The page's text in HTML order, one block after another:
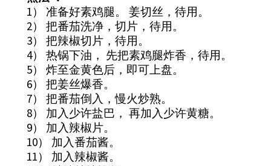
1） 准备好素鸡腿。 姜切丝，待用。
2） 把番茄洗净，切片，待用。
3） 把辣椒切片，待用。
4） 热锅下油， 先把素鸡腿炸香，待用。
5） 炸至金黄色后，即可上盘。
6） 把姜丝爆香。
7） 把番茄倒入，慢火炒熟。
8） 加入少许盐巴， 再加入少许黄糖。
9） 加入辣椒片。
10） 加入番茄酱。
11） 加入辣椒酱。